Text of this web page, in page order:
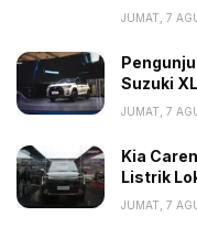
JUMAT, 7
Suzuki
JUMAT, 7
Kia
Listrik
JUMAT, 7